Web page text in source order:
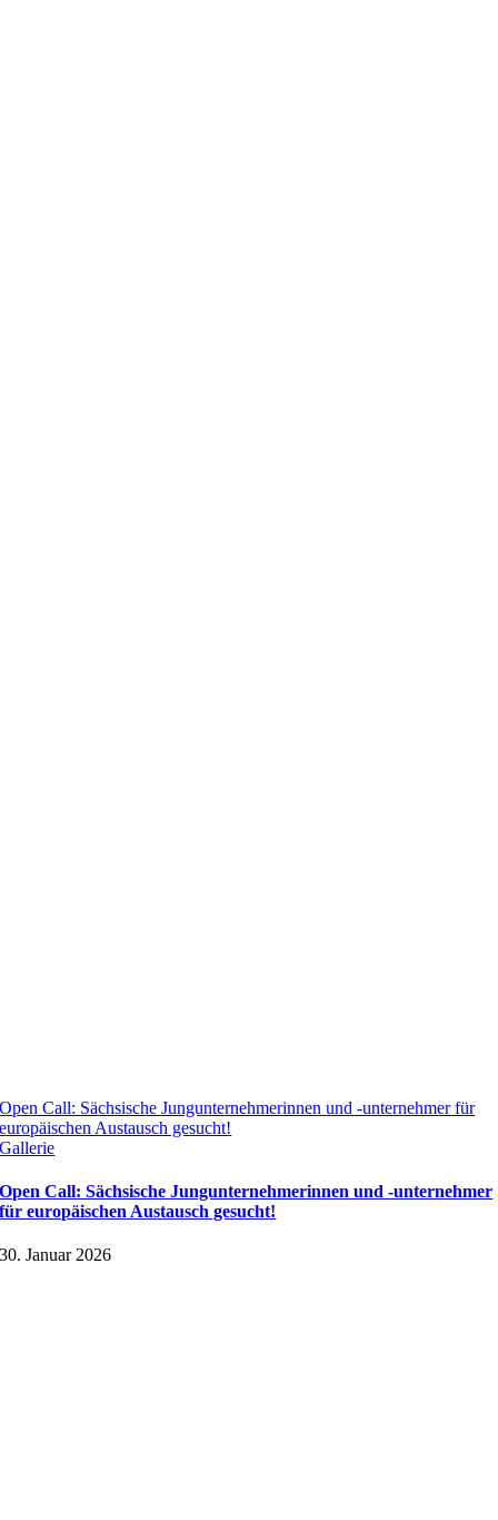
Open Call: Sächsische Jungunternehmerinnen und -unternehmer für
europäischen Austausch gesucht!
Gallerie
Open Call: Sächsische Jungunternehmerinnen und -unternehmer
für europäischen Austausch gesucht!
30. Januar 2026